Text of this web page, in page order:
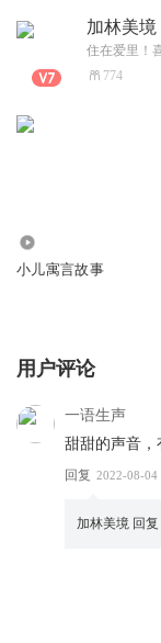
加林美境
774
小儿寓言故事
用户评论
一语生声
甜甜的声音，
回复 2022-08-04
加林美境 回复